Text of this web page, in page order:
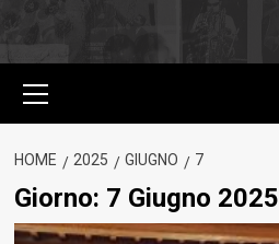
principale
HOME 2025 GIUGNO 7
Giorno: 7 Giugno 2025